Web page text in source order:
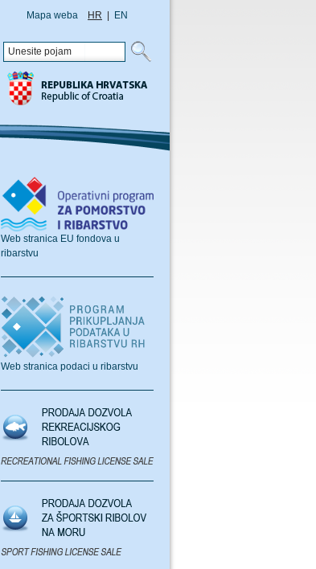
Mapa weba HR EN
Web stranica EU fondova u
ribarstvu
Web stranica podaci u ribarstvu